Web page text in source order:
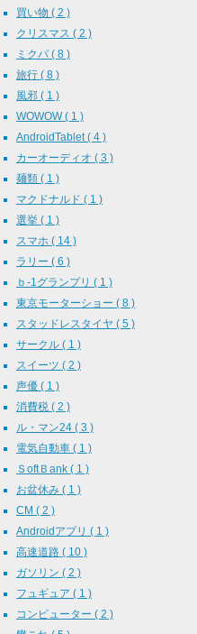
買い物 ( 2 )
クリスマス ( 2 )
ミクパ ( 8 )
旅行 ( 8 )
風邪 ( 1 )
WOWOW ( 1 )
AndroidTablet ( 4 )
カーオーディオ ( 3 )
麺類 ( 1 )
マクドナルド ( 1 )
選挙 ( 1 )
スマホ ( 14 )
ラリー ( 6 )
ｂ-1グランプリ ( 1 )
東京モーターショー ( 8 )
スタッドレスタイヤ ( 5 )
サークル ( 1 )
スイーツ ( 2 )
声優 ( 1 )
消費税 ( 2 )
ル・マン24 ( 3 )
電気自動車 ( 1 )
ＳoftＢank ( 1 )
お盆休み ( 1 )
CM ( 2 )
Androidアプリ ( 1 )
高速道路 ( 10 )
ガソリン ( 2 )
フュギュア ( 1 )
コンピューター ( 2 )